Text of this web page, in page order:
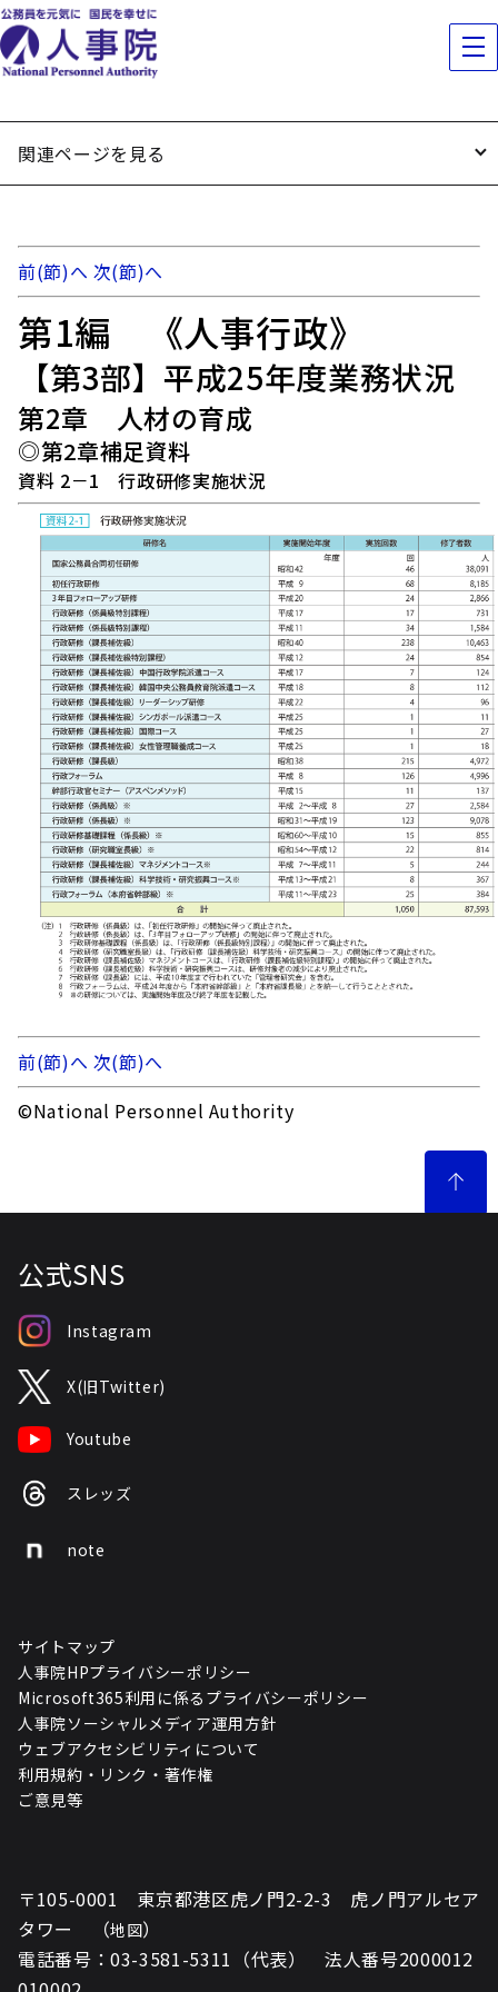
関連ページを見る
前(節)へ 次(節)へ
第1編 《人事行政》
【第3部】平成25年度業務状況
第2章 人材の育成
◎第2章補足資料
資料 2－1 行政研修実施状況
前(節)へ 次(節)へ
©National Personnel Authority
公式SNS
Instagram
X(旧Twitter)
Youtube
スレッズ
note
サイトマップ
人事院HPプライバシーポリシー
Microsoft365利用に係るプライバシーポリシー
人事院ソーシャルメディア運用方針
ウェブアクセシビリティについて
利用規約・リンク・著作権
ご意見等
〒105-0001 東京都港区虎ノ門2-2-3 虎ノ門アルセア
タワー （地図）
電話番号：03-3581-5311（代表） 法人番号2000012